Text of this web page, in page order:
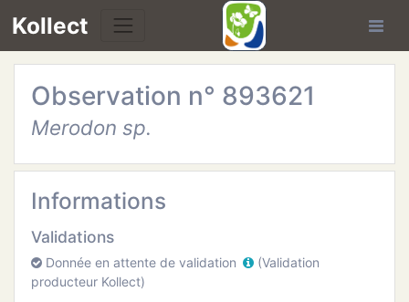
Kollect
Observation n° 893621
Merodon sp.
Informations
Validations
Donnée en attente de validation
(Validation
producteur Kollect)